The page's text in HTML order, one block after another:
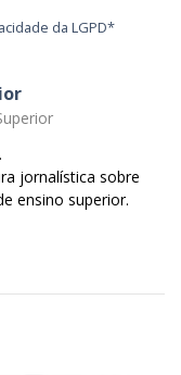
da LGPD*
jornalística sobre
ensino superior.